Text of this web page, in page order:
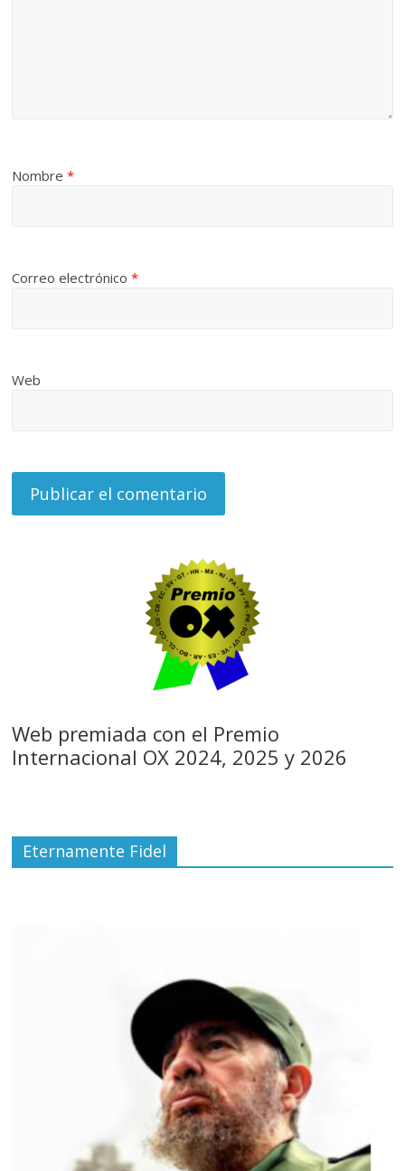
Nombre*
Correo electrónico*
Web
Web premiada con el Premio
Internacional OX 2024, 2025 y 2026
Eternamente Fidel